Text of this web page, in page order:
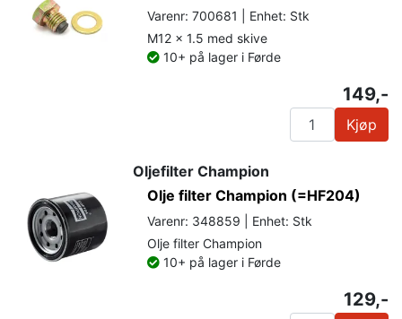
Varenr: 700681 | Enhet: Stk
M12 x 1.5 med skive
10+ på lager i Førde
149,-
Kjøp
Oljefilter Champion
Olje filter Champion (=HF204)
Varenr: 348859 | Enhet: Stk
Olje filter Champion
10+ på lager i Førde
129,-